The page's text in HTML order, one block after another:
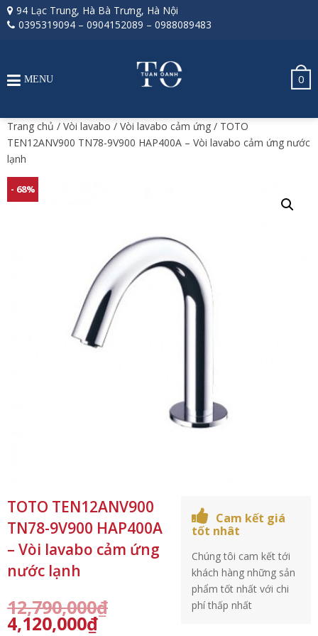
94 Lạc Trung, Hà Bà Trưng, Hà Nội
0395319094 – 0904152089 – 0988089483
0
MENU
Trang chủ / Vòi lavabo / Vòi lavabo cảm ứng / TOTO
TEN12ANV900 TN78-9V900 HAP400A – Vòi lavabo cảm ứng nước
lạnh
- 68%
TOTO TEN12ANV900
TN78-9V900 HAP400A
– Vòi lavabo cảm ứng
nước lạnh
12,790,000₫
4,120,000₫
Cam kết giá
tốt nhât
Chúng tôi cam kết tới
khách hàng những sản
phẩm tốt nhất với chi
phí thấp nhất